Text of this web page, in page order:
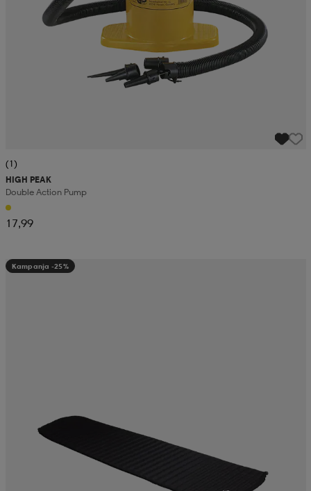
(1)
HIGH PEAK
Double Action Pump
17,99
Kampanja -25%